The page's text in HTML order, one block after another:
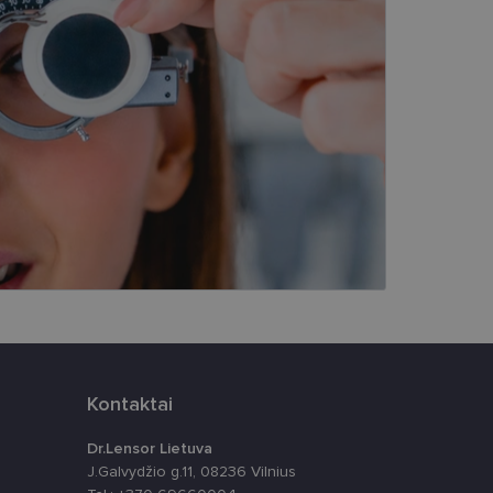
Kontaktai
Dr.Lensor Lietuva
J.Galvydžio g.11, 08236 Vilnius
Jūsų įrenginį,
Šie slapukai
nuo tam tikro
vartotojo
slapukų